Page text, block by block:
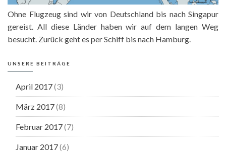
Ohne Flugzeug sind wir von Deutschland bis nach Singapur
gereist. All diese Länder haben wir auf dem langen Weg
besucht. Zurück geht es per Schiff bis nach Hamburg.
UNSERE BEITRÄGE
April 2017(3)
März 2017(8)
Februar 2017(7)
Januar 2017(6)